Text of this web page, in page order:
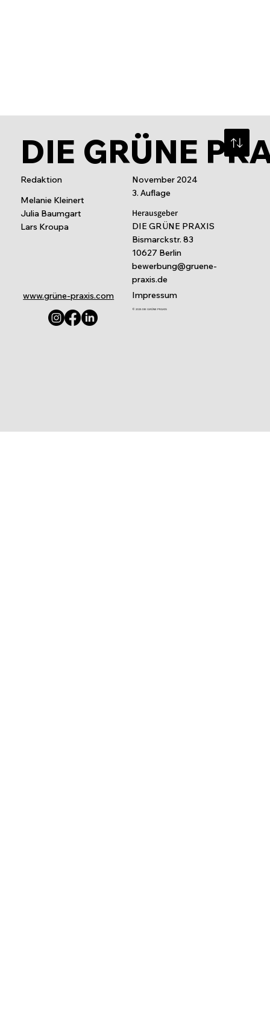
DIE GRÜNE
November 2024
3. Auflage
Herausgeber
DIE GRÜNE PRAXIS
Bismarckstr. 83
10627 Berlin
bewerbung@gruene-
praxis.de
www.grüne-praxis.com
Redaktion
Melanie Kleinert
Julia Baumgart
Lars Kroupa
Impressum
© 2025 DIE GRÜNE PRAXIS